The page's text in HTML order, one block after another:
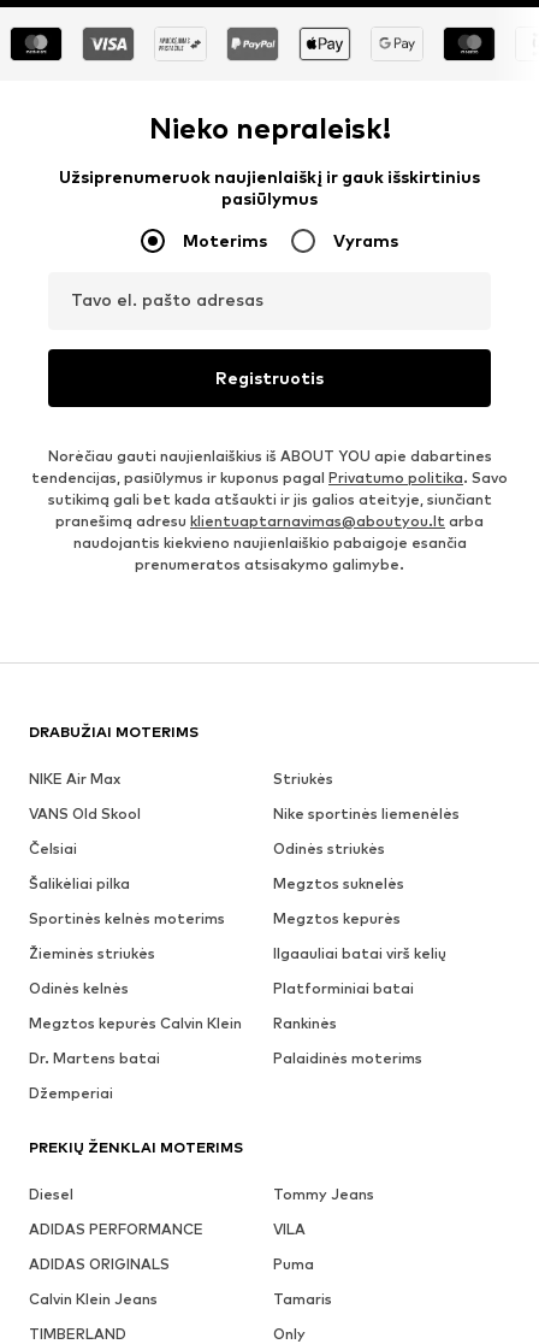
Nieko nepraleisk!
Užsiprenumeruok naujienlaiškį ir gauk išskirtinius
pasiūlymus
Moterims Vyrams
Tavo el. pašto adresas
Registruotis
Norėčiau gauti naujienlaiškius iš ABOUT YOU apie dabartines
tendencijas, pasiūlymus ir kuponus pagal Privatumo politika. Savo
sutikimą gali bet kada atšaukti ir jis galios ateityje, siunčiant
pranešimą adresu klientuaptarnavimas@aboutyou.lt arba
naudojantis kiekvieno naujienlaiškio pabaigoje esančia
prenumeratos atsisakymo galimybe.
DRABUŽIAI MOTERIMS
NIKE Air Max
Striukės
VANS Old Skool
Nike sportinės liemenėlės
Čelsiai
Odinės striukės
Šalikėliai pilka
Megztos suknelės
Sportinės kelnės moterims
Megztos kepurės
Žieminės striukės
Ilgaauliai batai virš kelių
Odinės kelnės
Platforminiai batai
Megztos kepurės Calvin Klein
Rankinės
Dr. Martens batai
Palaidinės moterims
Džemperiai
PREKIŲ ŽENKLAI MOTERIMS
Diesel
Tommy Jeans
ADIDAS PERFORMANCE
VILA
ADIDAS ORIGINALS
Puma
Calvin Klein Jeans
Tamaris
TIMBERLAND
Only